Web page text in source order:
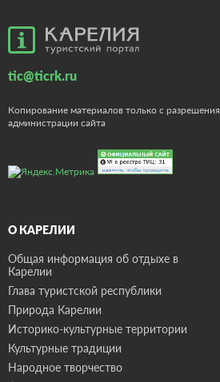
tic@ticrk.ru
Копирование материалов только с разрешения
администрации сайта
О КАРЕЛИИ
Общая информация об отдыхе в
Карелии
Глава туристской республики
Природа Карелии
Историко-культурные территории
Культурные традиции
Народное творчество